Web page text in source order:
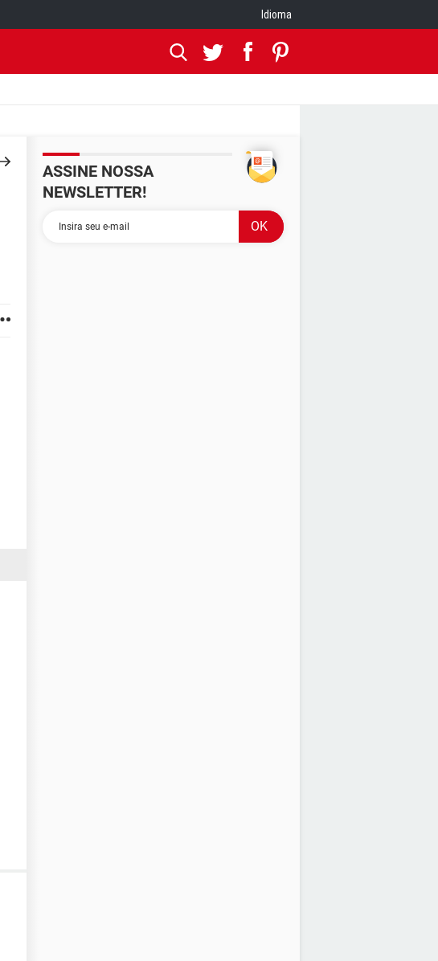
Idioma
ASSINE NOSSA
NEWSLETTER!